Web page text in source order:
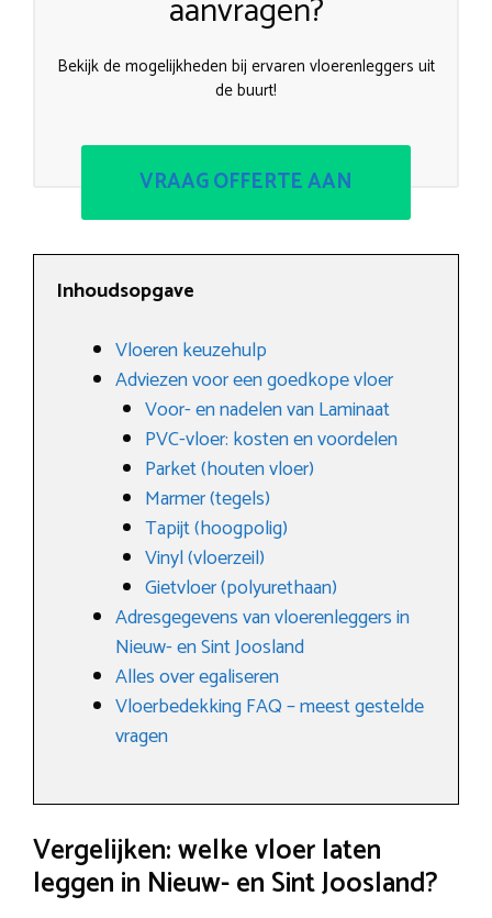
aanvragen?
Bekijk de mogelijkheden bij ervaren vloerenleggers uit
de buurt!
VRAAG OFFERTE AAN
Inhoudsopgave
Vloeren keuzehulp
Adviezen voor een goedkope vloer
Voor- en nadelen van Laminaat
PVC-vloer: kosten en voordelen
Parket (houten vloer)
Marmer (tegels)
Tapijt (hoogpolig)
Vinyl (vloerzeil)
Gietvloer (polyurethaan)
Adresgegevens van vloerenleggers in
Nieuw- en Sint Joosland
Alles over egaliseren
Vloerbedekking FAQ – meest gestelde
vragen
Vergelijken: welke vloer laten
leggen in Nieuw- en Sint Joosland?